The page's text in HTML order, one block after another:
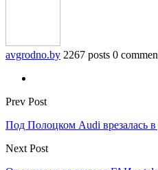
avgrodno.by 2267 posts 0
Prev Post
Под Полоцком Audi врезалась
Next Post